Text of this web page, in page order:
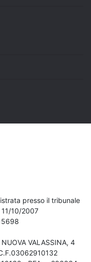
presso il tribunale
10/2007
VALASSINA, 4